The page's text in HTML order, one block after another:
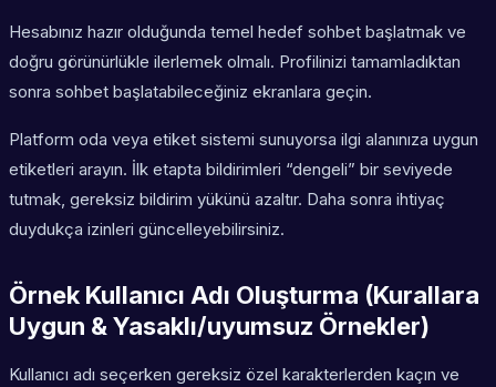
Hesabınız hazır olduğunda temel hedef sohbet başlatmak ve
doğru görünürlükle ilerlemek olmalı. Profilinizi tamamladıktan
sonra sohbet başlatabileceğiniz ekranlara geçin.
Platform oda veya etiket sistemi sunuyorsa ilgi alanınıza uygun
etiketleri arayın. İlk etapta bildirimleri “dengeli” bir seviyede
tutmak, gereksiz bildirim yükünü azaltır. Daha sonra ihtiyaç
duydukça izinleri güncelleyebilirsiniz.
Örnek Kullanıcı Adı Oluşturma (Kurallara
Uygun & Yasaklı/uyumsuz Örnekler)
Kullanıcı adı seçerken gereksiz özel karakterlerden kaçın ve